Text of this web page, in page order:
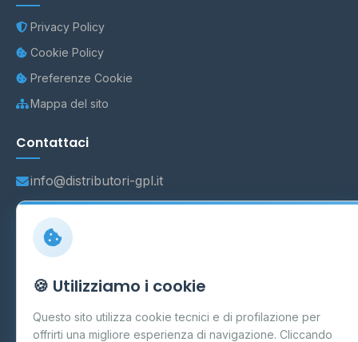
Privacy Policy
Cookie Policy
Preferenze Cookie
Mappa del sito
Contattaci
info@distributori-gpl.it
Carpi P.IVA 03859300364
Aggiornamento quotidiano
🍪 Utilizziamo i cookie
Questo sito utilizza cookie tecnici e di profilazione per
offrirti una migliore esperienza di navigazione. Cliccando